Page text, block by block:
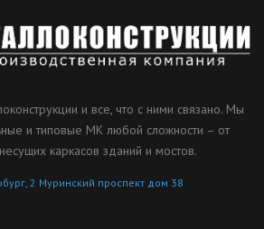
и все, что с ними связано. Мы
и типовые МК любой сложности – от
каркасов зданий и мостов.
2 Муринский проспект дом 38